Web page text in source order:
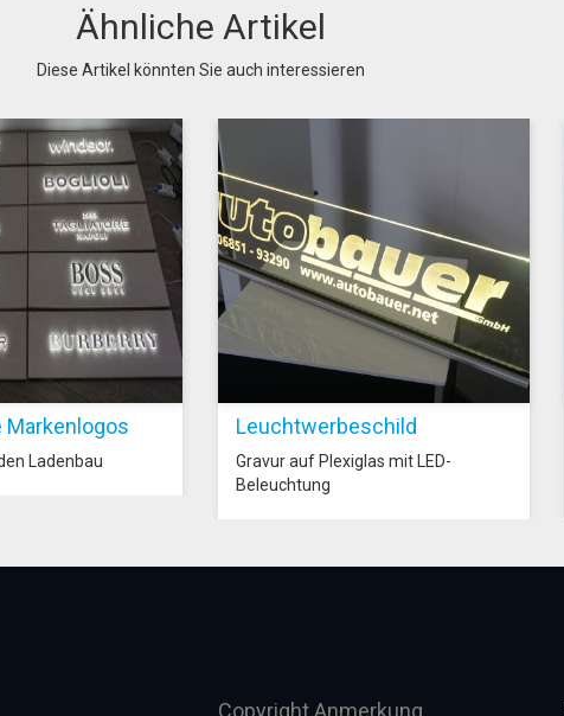
Ähnliche Artikel
Diese Artikel könnten Sie auch interessieren
Markenlogos
Ladenbau
Leuchtwerbeschild
Gravur auf Plexiglas mit LED-
Beleuchtung
Copyright Anmerkung